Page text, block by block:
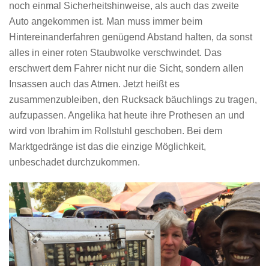
noch einmal Sicherheitshinweise, als auch das zweite
Auto angekommen ist. Man muss immer beim
Hintereinanderfahren genügend Abstand halten, da sonst
alles in einer roten Staubwolke verschwindet. Das
erschwert dem Fahrer nicht nur die Sicht, sondern allen
Insassen auch das Atmen. Jetzt heißt es
zusammenzubleiben, den Rucksack bäuchlings zu tragen,
aufzupassen. Angelika hat heute ihre Prothesen an und
wird von Ibrahim im Rollstuhl geschoben. Bei dem
Marktgedränge ist das die einzige Möglichkeit,
unbeschadet durchzukommen.